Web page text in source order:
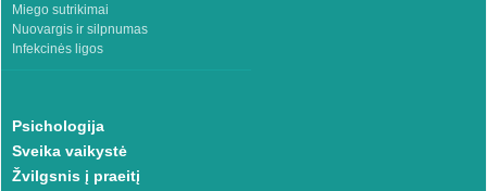
Miego sutrikimai
Nuovargis ir silpnumas
Infekcinės ligos
Psichologija
Sveika vaikystė
Žvilgsnis į praeitį